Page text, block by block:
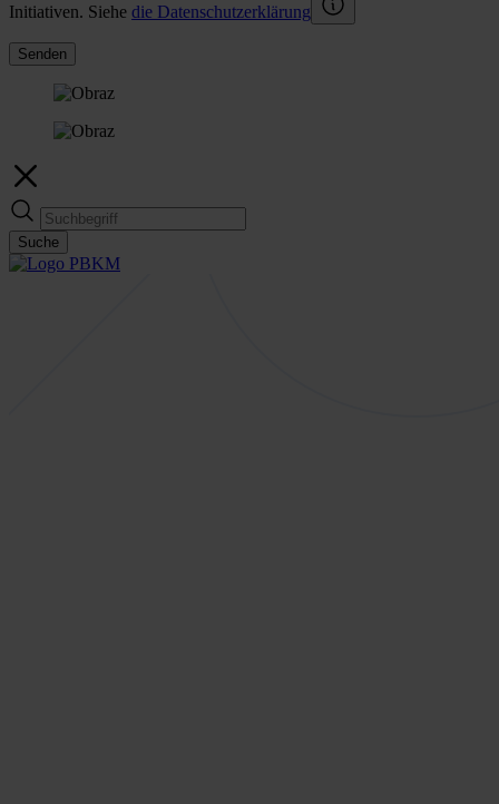
Initiativen. Siehe die Datenschutzerklärung
Senden
Suche